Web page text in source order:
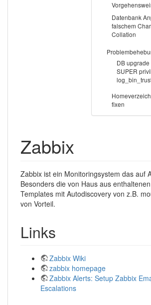
Datenbank
falschem
Collation
DB
SUPER
fixen
Zabbix
Zabbix ist ein Monitoringsystem das auf
Besonders die von Haus aus
Templates mit Autodiscovery von z.B.
von Vorteil.
Links
Zabbix Wiki
zabbix homepage
Zabbix Alerts: Setup Zabbix
Escalations